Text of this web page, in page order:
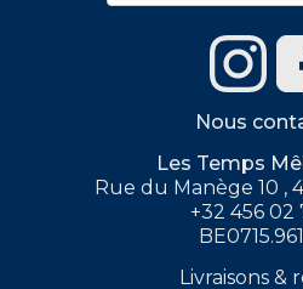
Nous
Les Temps
Rue du Manège 10 ,
+32 456 02
Livraisons &